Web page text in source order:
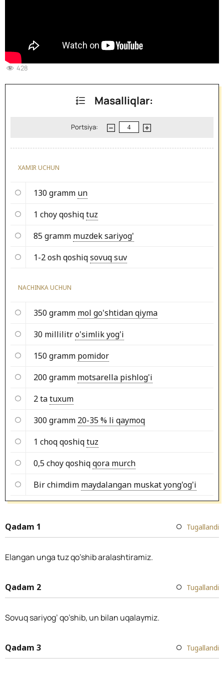
428
Masalliqlar:
Portsiya:
XAMIR UCHUN
130 gramm un
1 choy qoshiqtuz
85 gramm muzdek sariyog'
1-2 osh qoshiqsovuq suv
NACHINKA UCHUN
350 gramm mol go'shtidan qiyma
30 millilitro'simlik yog'i
150 gramm pomidor
200 gramm motsarella pishlog'i
2 tatuxum
300 gramm 20-35 % li qaymoq
1 choq qoshiqtuz
0,5 choy qoshiqqora murch
Bir chimdim maydalangan muskat yong'og'i
Qadam 1 Tugallandi
Elangan unga tuz qo’shib aralashtiramiz.
Qadam 2 Tugallandi
Sovuq sariyog’ qo’shib, un bilan uqalaymiz.
Qadam 3 Tugallandi